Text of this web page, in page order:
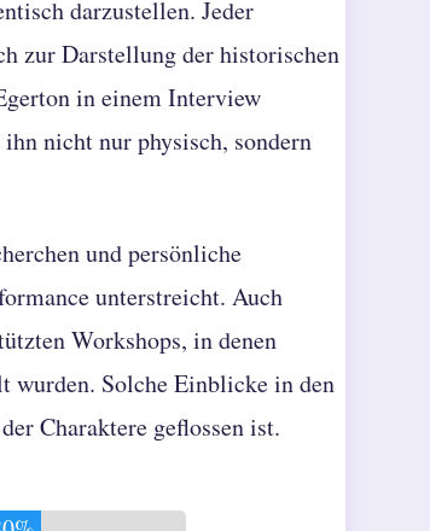
darzustellen. Jeder
zur Darstellung der historischen
in einem Interview
nicht nur physisch, sondern
und persönliche
unterstreicht. Auch
Workshops, in denen
wurden. Solche Einblicke in den
Charaktere geflossen ist.